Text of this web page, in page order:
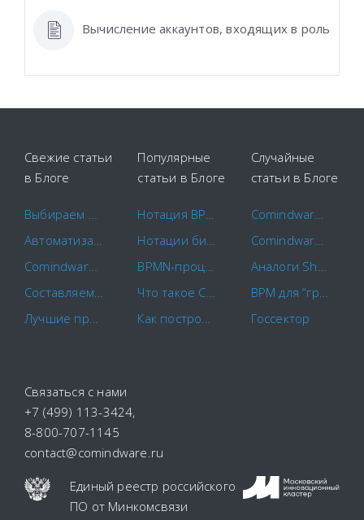
Вычисление аккаунтов, входящих в роль
Свежие статьи
в Блоге
Comindware и САПРАН начинают совместное внедрение российских CX-решений
Популярные
статьи в Блоге
Случайные
статьи в Блоге
Госсектор
Связаться с нами
+7 (499) 113-3424,
8-800-707-1145
contact@comindware.ru
Единый реестр российского
ПО от Минкомсвязи